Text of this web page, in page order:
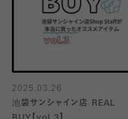
2025.03.26
池袋サンシャイン店 REAL